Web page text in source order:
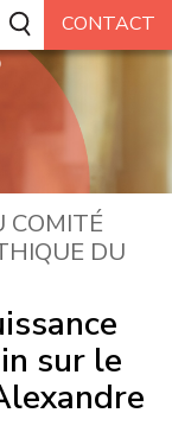
COMITÉ
DU
sur le